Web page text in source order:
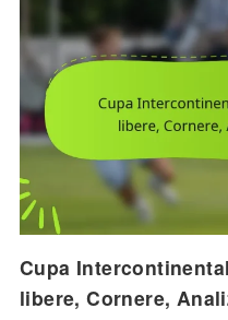
Cupa
libere, Cornere,